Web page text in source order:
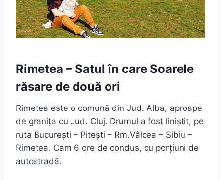
Rimetea – Satul în care Soarele
răsare de două ori
Rimetea este o comună din Jud. Alba, aproape
de granița cu Jud. Cluj. Drumul a fost liniștit, pe
ruta București – Pitești – Rm.Vâlcea – Sibiu –
Rimetea. Cam 6 ore de condus, cu porțiuni de
autostradă.